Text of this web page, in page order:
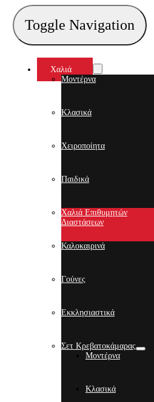
Toggle Navigation
Χαλιά
Μοντέρνα
Κλασικά
Χειροποίητα
Παιδικά
Χαλιά Επιθυμητών
Διαστάσεων
Καλοκαιρινά
Γούνες
Εκκλησιαστικά
Σετ Κρεβατοκάμαρας
Μοντέρνα
Κλασικά